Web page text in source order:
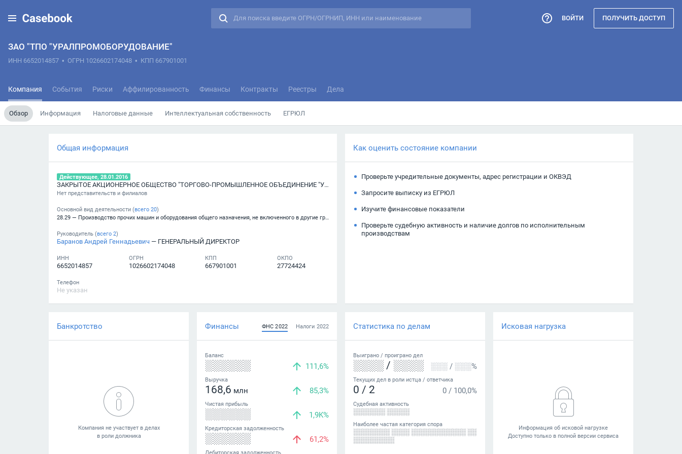
ЗАО "ТПО "УРАЛПРОМОБОРУДОВАНИЕ"
ИНН 6652014857 • ОГРН 1026602174048 • КПП 667901001
Компания События Риски Аффилированность Финансы Контракты Реестры Дела
Обзор Информация Налоговые данные Интеллектуальная собственность ЕГРЮЛ
ВОЙТИ ПОЛУЧИТЬ ДОСТУП
Общая информация
Действующее, 28.01.2016
ЗАКРЫТОЕ АКЦИОНЕРНОЕ ОБЩЕСТВО "ТОРГОВО-ПРОМЫШЛЕННОЕ ОБЪЕДИНЕНИЕ "УРАЛПРОМОБОРУДОВАНИЕ"
Нет представительств и филиалов
Основной вид деятельности (всего 20)
28.29 — Производство прочих машин и оборудования общего назначения, не включенного в другие группировки
Руководитель (всего 2)
Баранов Андрей Геннадьевич — ГЕНЕРАЛЬНЫЙ ДИРЕКТОР
ИНН
6652014857
ОГРН
1026602174048
КПП
667901001
ОКПО
27724424
Телефон
Не указан
Как оценить состояние компании
Проверьте учредительные документы, адрес регистрации и ОКВЭД
Запросите выписку из ЕГРЮЛ
Изучите финансовые показатели
Проверьте судебную активность и наличие долгов по исполнительным
производствам
Банкротство Финансы ФНС 2022 Налоги 2022
Баланс
░░░░░░ 111,6%
Выручка
168,6 млн 85,3%
Чистая прибыль
░░░░░░ 1,9K%
Кредиторская задолженность
░░░░░░ 61,2%
Дебиторская задолженность
Статистика по делам
Выиграно / проиграно дел
░░░░ / ░░░░ ░░░ / ░░░%
Текущих дел в роли истца / ответчика
0 / 2 0 / 100,0%
Судебная активность
░░░░░░░ ░░░░░
Наиболее частая категория спора
░░░░░░░░ ░░░░ ░░░░░░░░░░░░ ░░
░░░░░░░░░
Исковая нагрузка